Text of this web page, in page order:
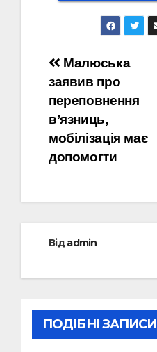
Навігація
записів
Малюська
заявив про
переповнення
в’язниць,
мобілізація має
допомогти
Відadmin
ПОДІБНІ ЗАПИСИ